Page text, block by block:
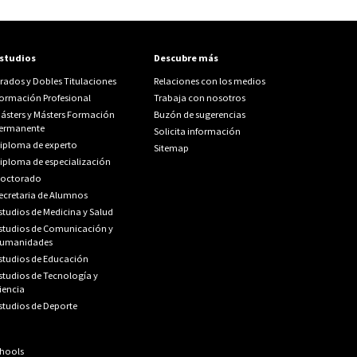
y Dobles Titulaciones
Profesional
y Másters Formación
de experto
de especialización
de Alumnos
de Medicina y Salud
de Comunicación y
de Educación
de Tecnología y
de Deporte
Descubre más
Relaciones con los medios
Trabaja con nosotros
Buzón de sugerencias
Solicita información
Sitemap